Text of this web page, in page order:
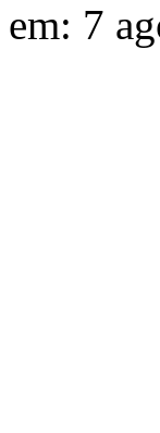
em: 7